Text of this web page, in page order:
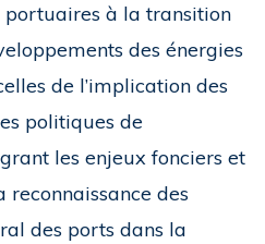
à la transition
des énergies
de l’implication des
politiques de
les enjeux fonciers et
des
des ports dans la